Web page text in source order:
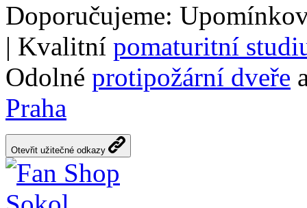
Doporučujeme:
| Kvalitní pomaturitní
Odolné protipožární dveře
Praha
Otevřit užitečné odkazy